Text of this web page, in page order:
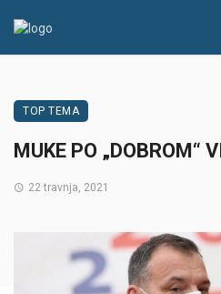
TOP TEMA
MUKE PO „DOBROM“
22 travnja, 2021